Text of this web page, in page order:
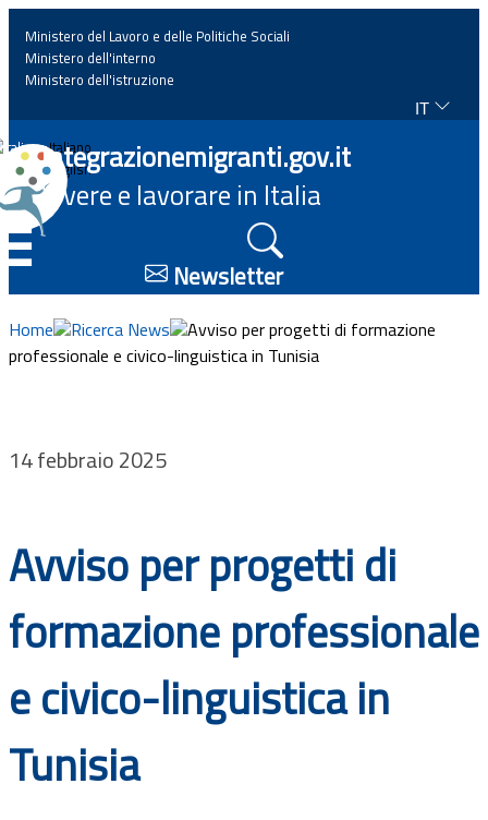
Home
News
Approfondimenti
Eventi
Progetti
Bandi
Guide
Ministero del Lavoro e delle Politiche Sociali
Ministero dell'interno
Ministero dell'istruzione
IT
Italiano
English
Integrazionemigranti.gov.it
Vivere e lavorare in Italia
Newsletter
Home Ricerca News
Avviso per progetti di formazione
professionale e civico-linguistica in Tunisia
14 febbraio 2025
Avviso per progetti di
formazione professionale
e civico-linguistica in
Tunisia